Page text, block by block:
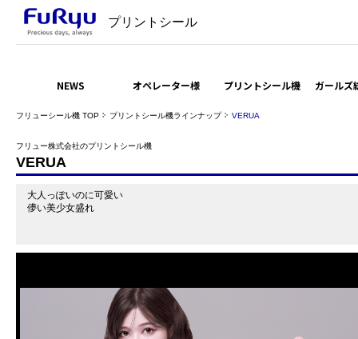
プリントシール
NEWS オペレーター様 プリントシール機 ガールズ
フリューシール機 TOP プリントシール機ラインナップ VERUA
フリュー株式会社のプリントシール機
VERUA
大人っぽいのに可愛い
儚い美少女盛れ